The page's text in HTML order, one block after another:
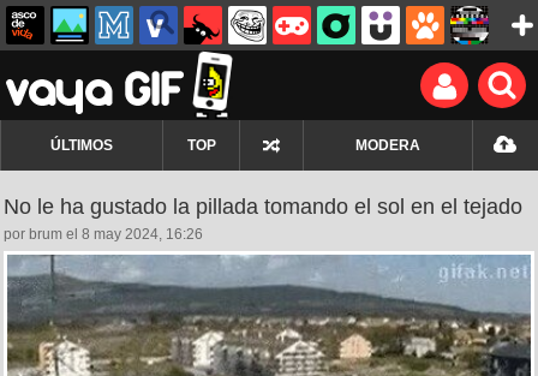
ÚLTIMOS TOP MODERA
No le ha gustado la pillada tomando el sol en el tejado
por brum el 8 may 2024, 16:26